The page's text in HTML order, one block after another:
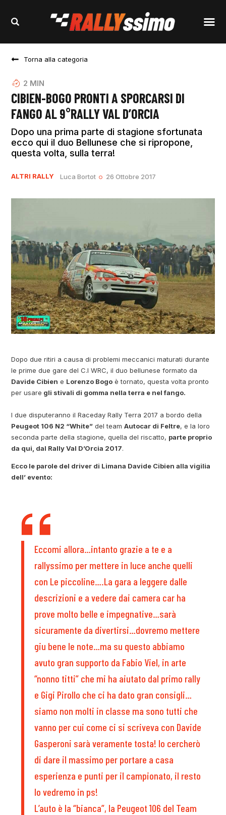
Torna alla categoria
2 MIN
CIBIEN-BOGO PRONTI A SPORCARSI DI
FANGO AL 9°RALLY VAL D’ORCIA
Dopo una prima parte di stagione sfortunata
ecco qui il duo Bellunese che si ripropone,
questa volta, sulla terra!
ALTRI RALLY Luca Bortot 26 Ottobre 2017
Dopo due ritiri a causa di problemi meccanici maturati durante
le prime due gare del C.I WRC, il duo bellunese formato da
Davide Cibien e Lorenzo Bogo è tornato, questa volta pronto
per usare gli stivali di gomma nella terra e nel fango.
I due disputeranno il Raceday Rally Terra 2017 a bordo della
Peugeot 106 N2 “White” del teamAutocar di Feltre, e la loro
seconda parte della stagione, quella del riscatto, parte proprio
da qui, dal Rally Val D’Orcia 2017.
Ecco le parole del driver di Limana Davide Cibien alla vigilia
dell’ evento:
Eccomi allora…intanto grazie a te e a
rallyssimo per mettere in luce anche quelli
con Le piccoline….La gara a leggere dalle
descrizioni e a vedere dai camera car ha
prove molto belle e impegnative…sarà
sicuramente da divertirsi…dovremo mettere
giu bene le note…ma su questo abbiamo
avuto gran supporto da Fabio Viel, in arte
“nonno titti” che mi ha aiutato dal primo rally
e Gigi Pirollo che ci ha dato gran consigli…
siamo non molti in classe ma sono tutti che
vanno per cui come ci si scriveva con Davide
Gasperoni sarà veramente tosta! Io cercherò
di dare il massimo per portare a casa
esperienza e punti per il campionato, il resto
lo vedremo in ps!
L’auto è la “bianca”, la Peugeot 106 del Team